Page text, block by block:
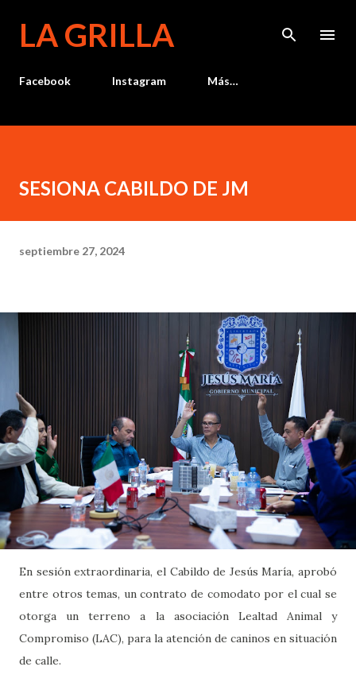
LA GRILLA
Facebook Instagram Más…
SESIONA CABILDO DE JM
septiembre 27, 2024
En sesión extraordinaria, el Cabildo de Jesús María, aprobó
entre otros temas, un contrato de comodato por el cual se
otorga un terreno a la asociación Lealtad Animal y
Compromiso (LAC), para la atención de caninos en situación
de calle.